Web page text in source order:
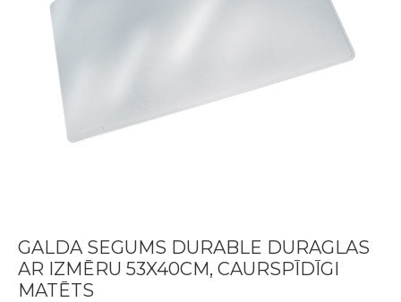
GALDA SEGUMS DURABLE DURAGLAS
AR IZMĒRU 53X40CM, CAURSPĪDĪGI
MATĒTS